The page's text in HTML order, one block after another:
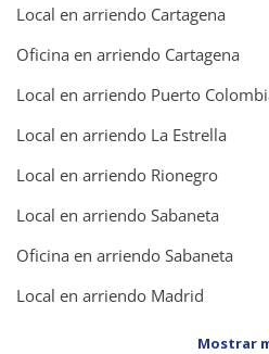
Local en arriendo Cartagena
Oficina en arriendo Cartagena
Local en arriendo Puerto
Local en arriendo La Estrella
Local en arriendo Rionegro
Local en arriendo Sabaneta
Oficina en arriendo Sabaneta
Local en arriendo Madrid
Mostrar